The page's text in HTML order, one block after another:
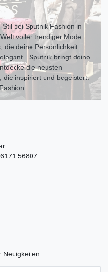
bei Sputnik Fashion in
voller trendiger Mode
die deine Persönlichkeit
- Sputnik bringt deine
die neusten
die inspiriert und begeistert.
56807
Neuigkeiten